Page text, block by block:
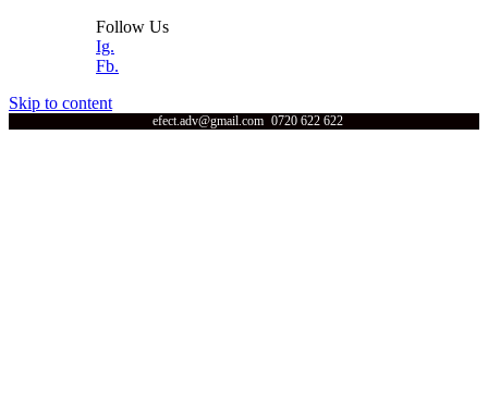
Follow Us
Ig.
Fb.
Skip to content
efect.adv@gmail.com 0720 622 622